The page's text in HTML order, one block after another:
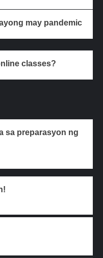
may pandemic
classes?
sa preparasyon ng